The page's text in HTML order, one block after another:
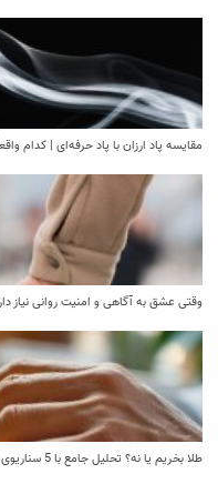
مقایسه پاد ارزان با پاد حرفه‌ای | کدام
وقتی عشق به آگاهی و امنیت روانی نیاز
طلا بخریم یا نه؟ تحلیل جامع با 5 سناریوی قیمتی برای نیمه دوم 1405